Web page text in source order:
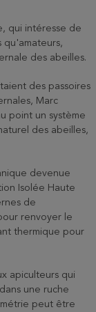
qui intéresse de
qu'amateurs,
des abeilles.
des passoires
Marc
point un système
des abeilles,
devenue
Isolée Haute
de
renvoyer le
thermique pour
apiculteurs qui
une ruche
peut être